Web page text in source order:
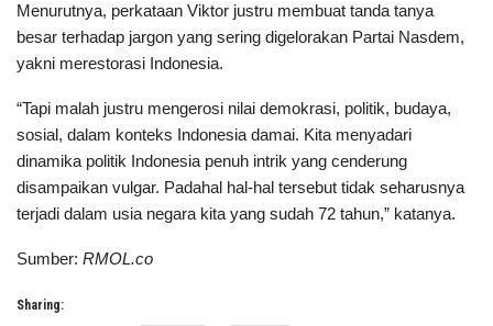
Menurutnya, perkataan Viktor justru membuat tanda tanya
besar terhadap jargon yang sering digelorakan Partai Nasdem,
yakni merestorasi Indonesia.
“Tapi malah justru mengerosi nilai demokrasi, politik, budaya,
sosial, dalam konteks Indonesia damai. Kita menyadari
dinamika politik Indonesia penuh intrik yang cenderung
disampaikan vulgar. Padahal hal-hal tersebut tidak seharusnya
terjadi dalam usia negara kita yang sudah 72 tahun,” katanya.
Sumber: RMOL.co
Sharing: